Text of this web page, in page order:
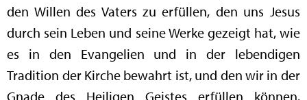
den Willen des Vaters zu erfüllen, den uns Jesus
durch sein Leben und seine Werke gezeigt hat, wie
es in den Evangelien und in der lebendigen
Tradition der Kirche bewahrt ist, und den wir in der
Gnade des Heiligen Geistes erfüllen können.